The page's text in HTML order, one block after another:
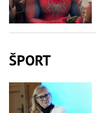
ŠPORT